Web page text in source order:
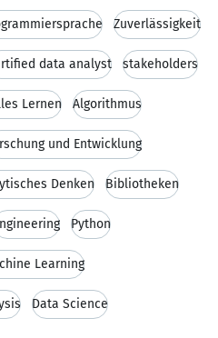
Zuverlässigkeit
data analyst stakeholders
Lernen Algorithmus
und Entwicklung
Denken Bibliotheken
Python
Learning
Data Science